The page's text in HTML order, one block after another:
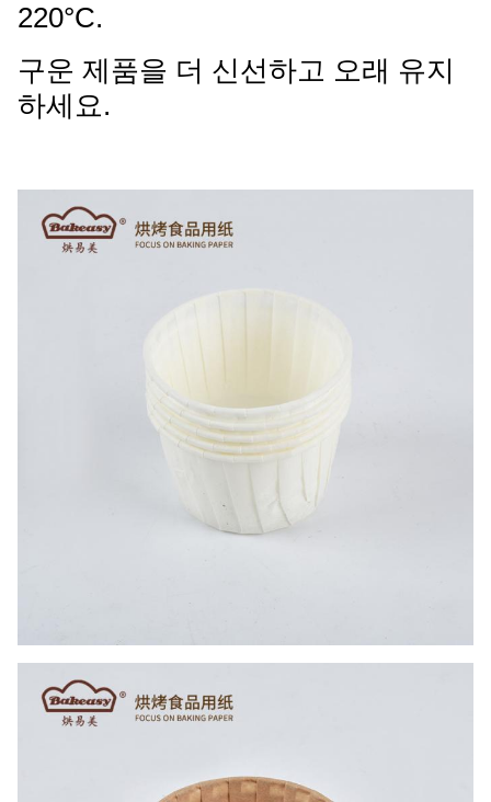
220°C.
구운 제품을 더 신선하고 오래 유지
하세요.